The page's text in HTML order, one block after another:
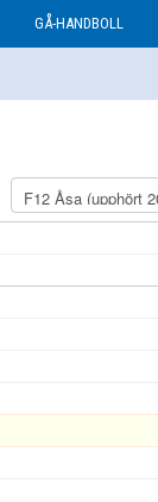
GÅ-HANDBOLL